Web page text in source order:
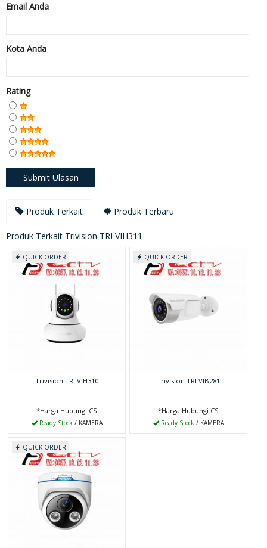
Email Anda
Kota Anda
Rating
Produk Terkait Produk Terbaru
Produk Terkait Trivision TRI VIH311
QUICK ORDER
Trivision TRI VIH310
*Harga Hubungi CS
Ready Stock/ KAMERA
QUICK ORDER
Trivision TRI VIB281
*Harga Hubungi CS
Ready Stock/ KAMERA
QUICK ORDER